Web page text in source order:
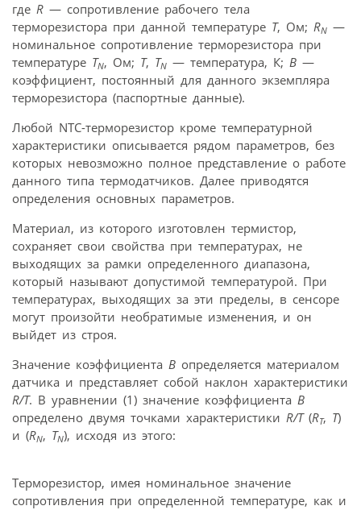
где R — сопротивление рабочего тела
терморезистора при данной температуре Т, Ом; RN —
номинальное сопротивление терморезистора при
температуре ТN, Ом; Т, ТN — температура, К; В —
коэффициент, постоянный для данного экземпляра
терморезистора (паспортные данные).
Любой NTC-терморезистор кроме температурной
характеристики описывается рядом параметров, без
которых невозможно полное представление о работе
данного типа термодатчиков. Далее приводятся
определения основных параметров.
Материал, из которого изготовлен термистор,
сохраняет свои свойства при температурах, не
выходящих за рамки определенного диапазона,
который называют допустимой температурой. При
температурах, выходящих за эти пределы, в сенсоре
могут произойти необратимые изменения, и он
выйдет из строя.
Значение коэффициента В определяется материалом
датчика и представляет собой наклон характеристики
R/T. В уравнении (1) значение коэффициента В
определено двумя точками характеристики R/T(RT, T)
и (RN, TN), исходя из этого:
Терморезистор, имея номинальное значение
сопротивления при определенной температуре, как и